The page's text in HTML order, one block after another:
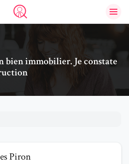
Trouve un avocat
bien immobilier. Je constate
Piron
Piron